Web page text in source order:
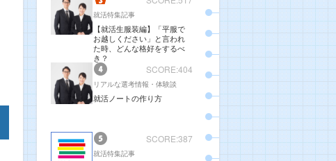
就活特集記事
【就活生服装編】「平服で
お越しください」と言われ
た時、どんな格好をするべ
き？
SCORE:404
リアルな選考情報・体験談
就活ノートの作り方
SCORE:387
就活特集記事